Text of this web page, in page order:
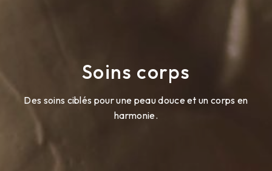
Soins corps
Des soins ciblés pour une peau douce et un corps en
harmonie.